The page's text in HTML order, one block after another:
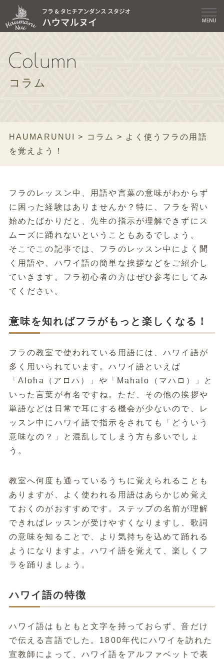
コラム
HAUMARUNUI > コラム > よく使うフラの用語
を覚えよう！
フラのレッスン中、用語や言葉の意味がわからず
に困った経験はありませんか？特に、フラを習い
始めたばかりだと、先生の指示が理解できずにス
ムーズに踊れないということもあるでしょう。
そこでこの記事では、フラのレッスン中によく聞
く用語や、ハワイ語の簡単な挨拶などをご紹介し
ていきます。フラ初心者の方はぜひ参考にしてみ
てください。
意味を知ればフラがもっと楽しくなる！
フラの教室で使われている用語には、ハワイ語が
多く用いられています。ハワイ語といえば
「Aloha（アロハ）」や「Mahalo（マハロ）」と
いった言葉が有名ですね。ただ、その他の挨拶や
単語などは日常で耳にする機会が少ないので、レ
ッスン中にハワイ語で指示をされても「どういう
意味なの？」と混乱してしまう方も多いでしょ
う。
教室へ何度も通っているうちに覚えられることも
ありますが、よく使われる用語はあらかじめ覚え
ておくのがおすすめです。ステップの名前が理解
できればレッスンが受けやすくなりますし、歌詞
の意味を知ることで、より気持ちを込めて踊れる
ようになりますよ。ハワイ語を覚えて、楽しくフ
ラを踊りましょう。
ハワイ語の特徴
ハワイ語はもともと文字を持っておらず、音だけ
で伝える言語でした。1800年代にハワイを訪れた
宣教師によって、ハワイ語をアルファベットで表